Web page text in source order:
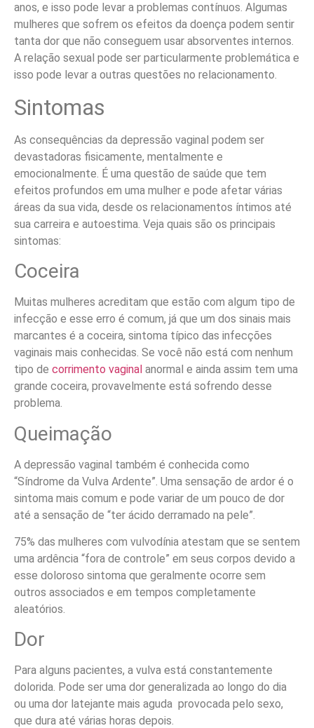
anos, e isso pode levar a problemas contínuos. Algumas
mulheres que sofrem os efeitos da doença podem sentir
tanta dor que não conseguem usar absorventes internos.
A relação sexual pode ser particularmente problemática e
isso pode levar a outras questões no relacionamento.
Sintomas
As consequências da depressão vaginal podem ser
devastadoras fisicamente, mentalmente e
emocionalmente. É uma questão de saúde que tem
efeitos profundos em uma mulher e pode afetar várias
áreas da sua vida, desde os relacionamentos íntimos até
sua carreira e autoestima. Veja quais são os principais
sintomas:
Coceira
Muitas mulheres acreditam que estão com algum tipo de
infecção e esse erro é comum, já que um dos sinais mais
marcantes é a coceira, sintoma típico das infecções
vaginais mais conhecidas. Se você não está com nenhum
tipo de corrimento vaginal anormal e ainda assim tem uma
grande coceira, provavelmente está sofrendo desse
problema.
Queimação
A depressão vaginal também é conhecida como
“Síndrome da Vulva Ardente”. Uma sensação de ardor é o
sintoma mais comum e pode variar de um pouco de dor
até a sensação de “ter ácido derramado na pele”.
75% das mulheres com vulvodínia atestam que se sentem
uma ardência “fora de controle” em seus corpos devido a
esse doloroso sintoma que geralmente ocorre sem
outros associados e em tempos completamente
aleatórios.
Dor
Para alguns pacientes, a vulva está constantemente
dolorida. Pode ser uma dor generalizada ao longo do dia
ou uma dor latejante mais aguda provocada pelo sexo,
que dura até várias horas depois.